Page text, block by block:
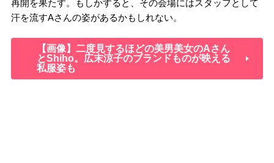
再開を果たす。もしかすると、その会場にはスタッフとして
汗を流すAさんの姿があるかもしれない。
【画像】二度見するほどの美男美女のAさん
とShiho。広末涼子のブランドものが映える
私服姿も